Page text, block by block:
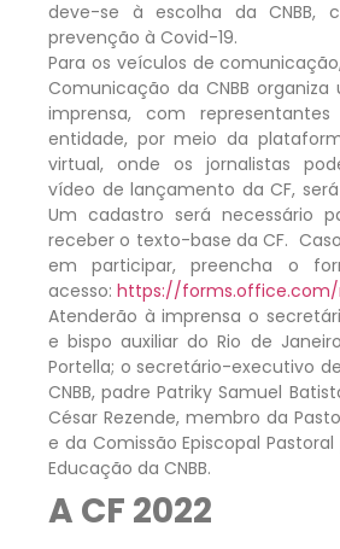
deve-se à escolha da CNBB,
prevenção à Covid-19.
Para os veículos de
Comunicação da CNBB
imprensa, com
entidade, por meio da
virtual, onde os jornalistas
vídeo de lançamento da CF,
Um cadastro será necessário
receber o texto-base da CF.
em participar, preencha o
acesso: https://forms.office.com/
Atenderão à imprensa o
e bispo auxiliar do Rio de
Portella; o secretário-executivo
CNBB, padre Patriky Samuel
César Rezende, membro da
e da Comissão Episcopal
Educação da CNBB.
A CF 2022